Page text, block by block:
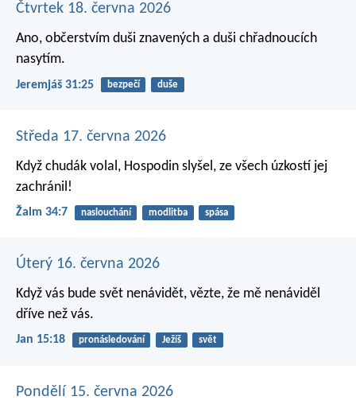
Čtvrtek 18. června 2026
Ano, občerstvím duši znavených a duši chřadnoucích
nasytím.
Jeremjáš 31:25 bezpečí duše
Středa 17. června 2026
Když chudák volal, Hospodin slyšel, ze všech úzkostí jej
zachránil!
Žalm 34:7 naslouchání modlitba spása
Úterý 16. června 2026
Když vás bude svět nenávidět, vězte, že mě nenáviděl
dříve než vás.
Jan 15:18 pronásledování Ježíš svět
Pondělí 15. června 2026